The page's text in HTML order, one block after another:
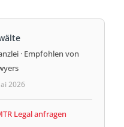
· Empfohlen von
2026
Legal anfragen